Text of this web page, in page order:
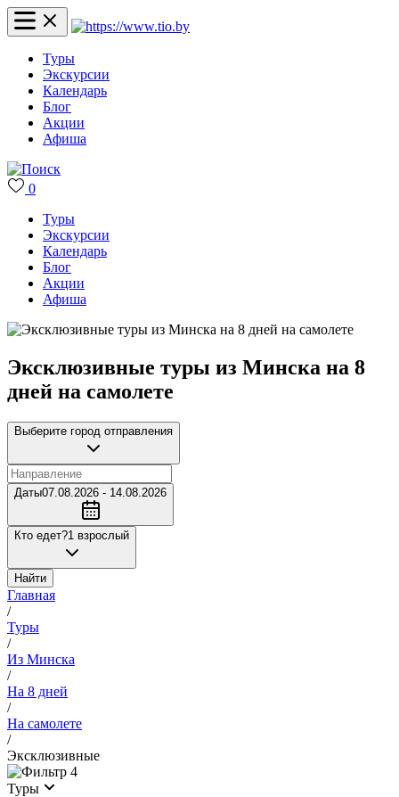
Туры
Экскурсии
Календарь
Блог
Акции
Афиша
0
Туры
Экскурсии
Календарь
Блог
Акции
Афиша
Эксклюзивные туры из Минска на 8
дней на самолете
Выберите город отправления
Даты07.08.2026 - 14.08.2026
Кто едет?1 взрослый
Найти
Главная
/
Туры
/
Из Минска
/
На 8 дней
/
На самолете
/
Эксклюзивные
4
Туры